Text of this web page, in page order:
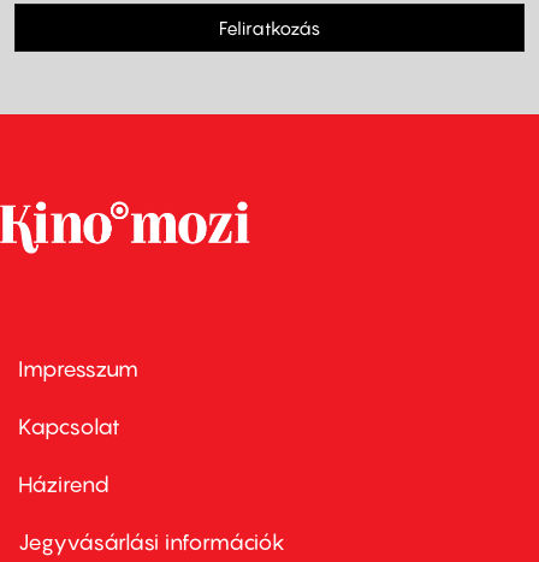
Feliratkozás
Footer
first
Impresszum
Kapcsolat
Footer
second
Házirend
Jegyvásárlási információk